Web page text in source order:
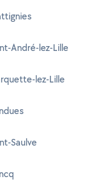
André-lez-Lille
lez-Lille
Saulve